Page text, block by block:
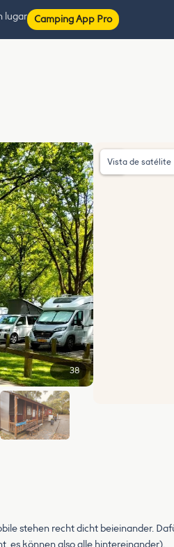
lugar Camping App Pro
38
Vista de satélite
stehen recht dicht beieinander.
es können also alle hintereinander).